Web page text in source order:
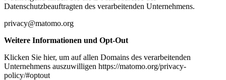
Datenschutzbeauftragten des verarbeitenden Unternehmens.
privacy@matomo.org
Weitere Informationen und Opt-Out
Klicken Sie hier, um auf allen Domains des verarbeitenden
Unternehmens auszuwilligen https://matomo.org/privacy-
policy/#optout